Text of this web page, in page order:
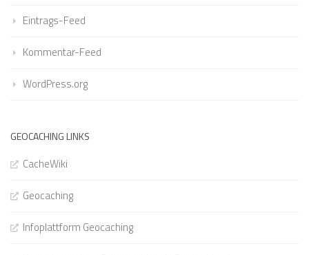
Eintrags-Feed
Kommentar-Feed
WordPress.org
GEOCACHING LINKS
CacheWiki
Geocaching
Infoplattform Geocaching